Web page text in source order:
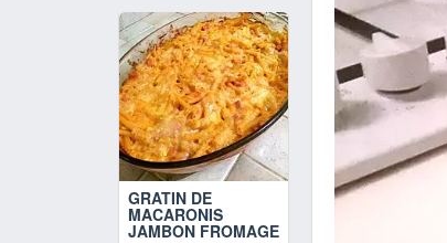
GRATIN DE
MACARONIS
JAMBON FROMAGE